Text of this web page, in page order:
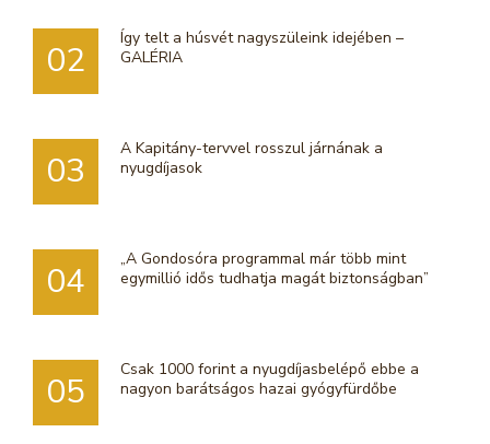
02
Így telt a húsvét nagyszüleink idejében –
GALÉRIA
03
A Kapitány-tervvel rosszul járnának a
nyugdíjasok
04
„A Gondosóra programmal már több mint
egymillió idős tudhatja magát biztonságban”
05
Csak 1000 forint a nyugdíjasbelépő ebbe a
nagyon barátságos hazai gyógyfürdőbe